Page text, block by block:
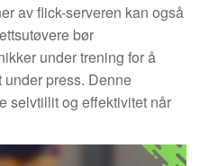
av flick-serveren kan også
bør
under trening for å
press. Denne
selvtillit og effektivitet når